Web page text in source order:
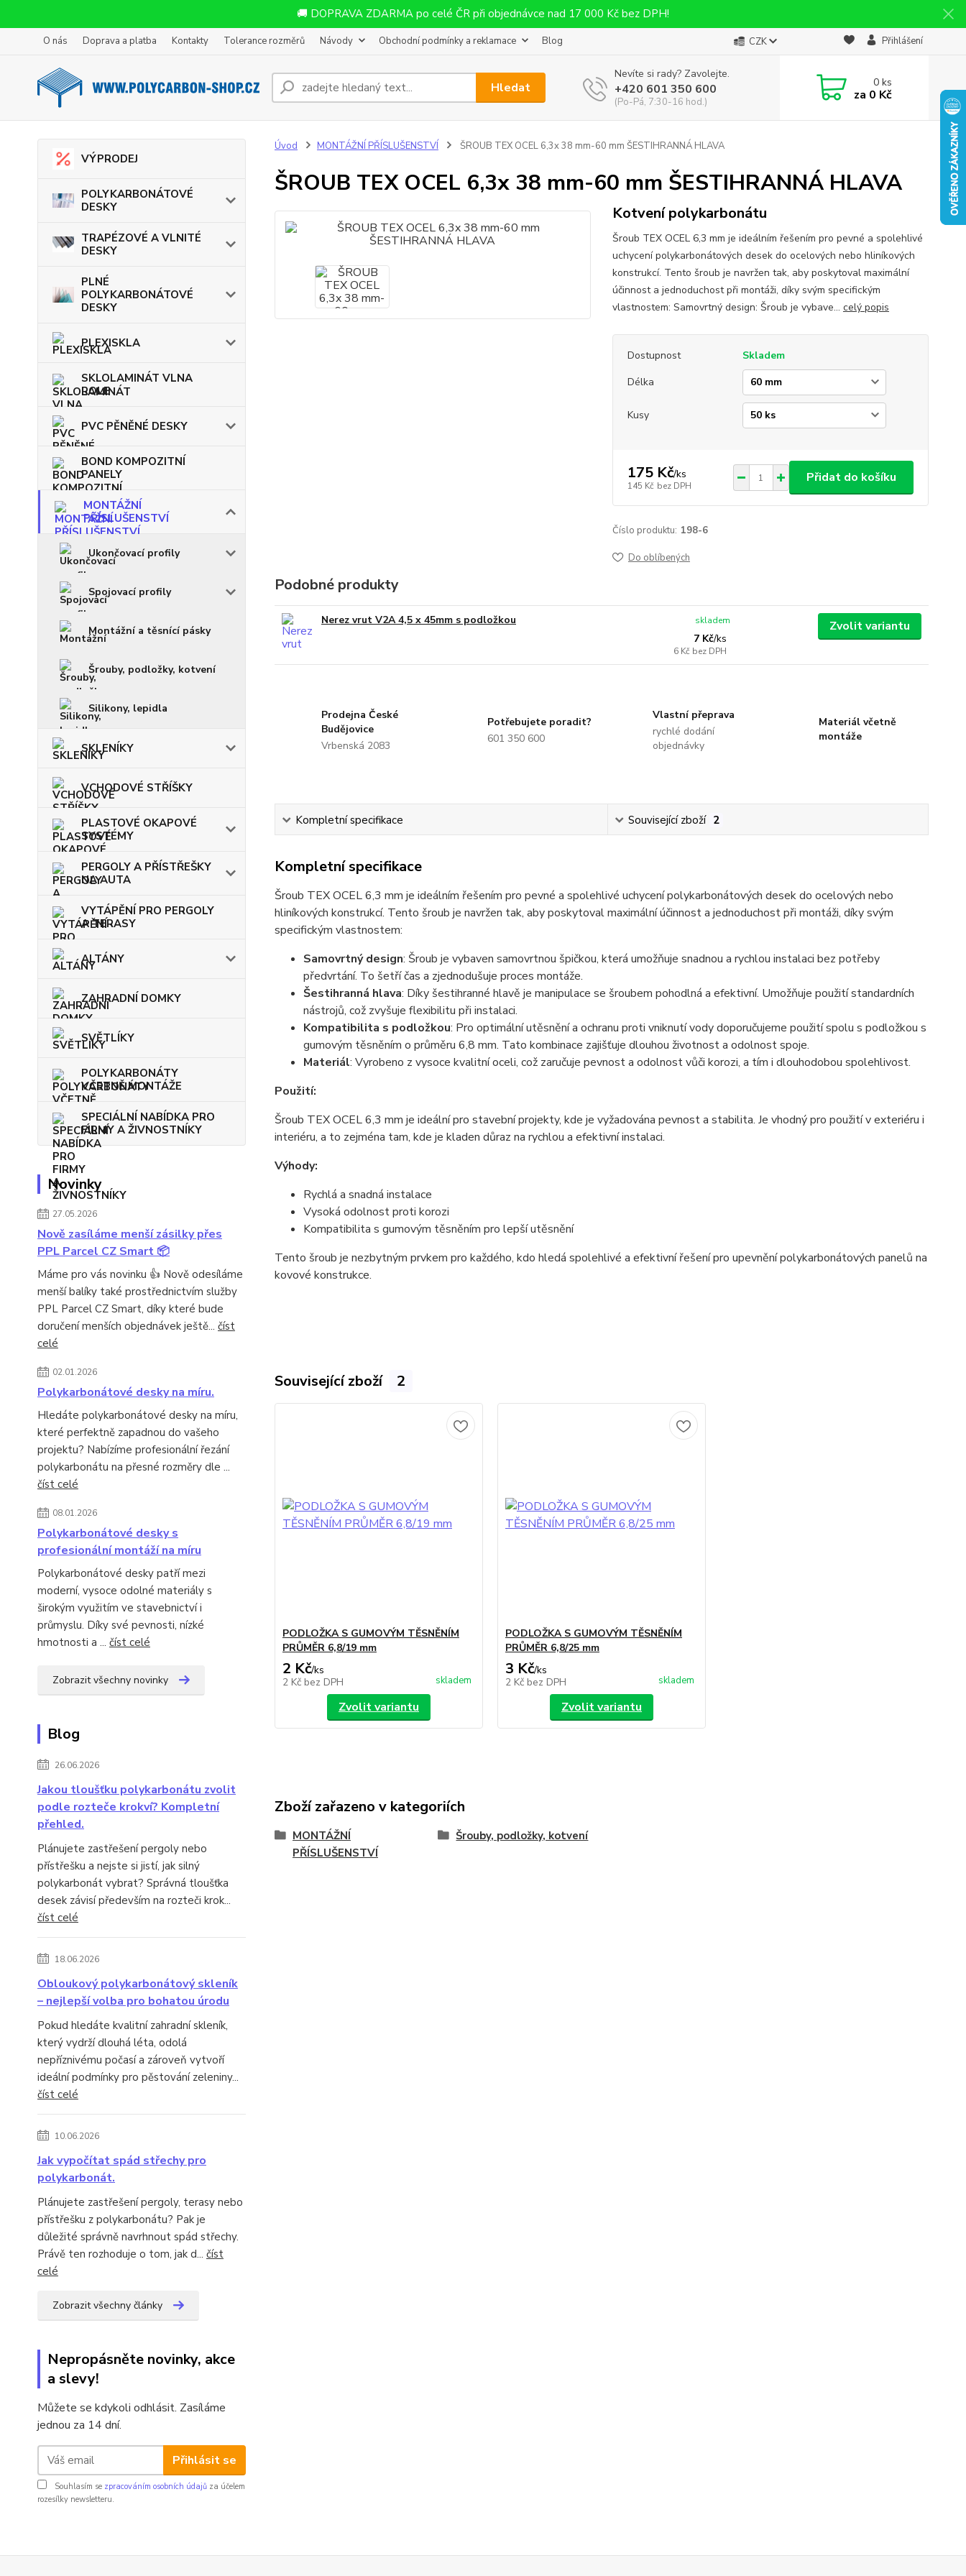
🚚 DOPRAVA ZDARMA po celé ČR při objednávce nad 17 000 Kč bez DPH!
O nás Doprava a platba Kontakty Tolerance rozměrů Návody Obchodní podmínky a reklamace Blog CZK Přihlášení
Hledat
Nevíte si rady? Zavolejte.
+420 601 350 600
(Po-Pá, 7:30-16 hod.)
0ks
za 0 Kč
VÝPRODEJ
POLYKARBONÁTOVÉ
DESKY
TRAPÉZOVÉ A VLNITÉ
DESKY
PLNÉ
POLYKARBONÁTOVÉ
DESKY
PLEXISKLA
SKLOLAMINÁT VLNA
ROLE
PVC PĚNĚNÉ DESKY
BOND KOMPOZITNÍ
PANELY
MONTÁŽNÍ
PŘÍSLUŠENSTVÍ
Ukončovací profily
Spojovací profily
Montážní a těsnící pásky
Šrouby, podložky, kotvení
Silikony, lepidla
SKLENÍKY
VCHODOVÉ STŘÍŠKY
PLASTOVÉ OKAPOVÉ
SYSTÉMY
PERGOLY A PŘÍSTŘEŠKY
NA AUTA
VYTÁPĚNÍ PRO PERGOLY
A TERASY
ALTÁNY
ZAHRADNÍ DOMKY
SVĚTLÍKY
POLYKARBONÁTY
VČETNĚ MONTÁŽE
SPECIÁLNÍ NABÍDKA PRO
FIRMY A ŽIVNOSTNÍKY
Novinky
27.05.2026
Nově zasíláme menší zásilky přes
PPL Parcel CZ Smart 📦
Máme pro vás novinku 👍 Nově odesíláme
menší balíky také prostřednictvím služby
PPL Parcel CZ Smart, díky které bude
doručení menších objednávek ještě... číst
celé
02.01.2026
Polykarbonátové desky na míru.
Hledáte polykarbonátové desky na míru,
které perfektně zapadnou do vašeho
projektu? Nabízíme profesionální řezání
polykarbonátu na přesné rozměry dle ...
číst celé
08.01.2026
Polykarbonátové desky s
profesionální montáží na míru
Polykarbonátové desky patří mezi
moderní, vysoce odolné materiály s
širokým využitím ve stavebnictví i
průmyslu. Díky své pevnosti, nízké
hmotnosti a ... číst celé
Zobrazit všechny novinky
Blog
26.06.2026
Jakou tloušťku polykarbonátu zvolit
podle rozteče krokví? Kompletní
přehled.
Plánujete zastřešení pergoly nebo
přístřešku a nejste si jistí, jak silný
polykarbonát vybrat? Správná tloušťka
desek závisí především na rozteči krok...
číst celé
18.06.2026
Obloukový polykarbonátový skleník
– nejlepší volba pro bohatou úrodu
Pokud hledáte kvalitní zahradní skleník,
který vydrží dlouhá léta, odolá
nepříznivému počasí a zároveň vytvoří
ideální podmínky pro pěstování zeleniny...
číst celé
10.06.2026
Jak vypočítat spád střechy pro
polykarbonát.
Plánujete zastřešení pergoly, terasy nebo
přístřešku z polykarbonátu? Pak je
důležité správně navrhnout spád střechy.
Právě ten rozhoduje o tom, jak d... číst
celé
Zobrazit všechny články
Nepropásněte novinky, akce
a slevy!
Můžete se kdykoli odhlásit. Zasíláme
jednou za 14 dní.
Přihlásit se
Souhlasím se zpracováním osobních údajů za účelem
rozesílky newsletteru.
Úvod MONTÁŽNÍ PŘÍSLUŠENSTVÍ ŠROUB TEX OCEL 6,3x 38 mm-60 mm ŠESTIHRANNÁ HLAVA
ŠROUB TEX OCEL 6,3x 38 mm-60 mm ŠESTIHRANNÁ HLAVA
Kotvení polykarbonátu
Šroub TEX OCEL 6,3 mm je ideálním řešením pro pevné a spolehlivé
uchycení polykarbonátových desek do ocelových nebo hliníkových
konstrukcí. Tento šroub je navržen tak, aby poskytoval maximální
účinnost a jednoduchost při montáži, díky svým specifickým
vlastnostem: Samovrtný design: Šroub je vybave... celý popis
Dostupnost
Skladem
Délka
Kusy
175 Kč/ks
145 Kč bez DPH
Přidat do košíku
Číslo produktu: 198-6
Do oblíbených
Podobné produkty
Nerez vrut V2A 4,5 x 45mm s podložkou
7 Kč/ks
6 Kč bez DPH
skladem Zvolit variantu
Prodejna České
Budějovice
Vrbenská 2083
Potřebujete poradit?
601 350 600
Vlastní přeprava
rychlé dodání
objednávky
Materiál včetně
montáže
Kompletní specifikace Související zboží 2
Kompletní specifikace
Šroub TEX OCEL 6,3 mm je ideálním řešením pro pevné a spolehlivé uchycení polykarbonátových desek do ocelových nebo
hliníkových konstrukcí. Tento šroub je navržen tak, aby poskytoval maximální účinnost a jednoduchost při montáži, díky svým
specifickým vlastnostem:
Samovrtný design: Šroub je vybaven samovrtnou špičkou, která umožňuje snadnou a rychlou instalaci bez potřeby
předvrtání. To šetří čas a zjednodušuje proces montáže.
Šestihranná hlava: Díky šestihranné hlavě je manipulace se šroubem pohodlná a efektivní. Umožňuje použití standardních
nástrojů, což zvyšuje flexibilitu při instalaci.
Kompatibilita s podložkou: Pro optimální utěsnění a ochranu proti vniknutí vody doporučujeme použití spolu s podložkou s
gumovým těsněním o průměru 6,8 mm. Tato kombinace zajišťuje dlouhou životnost a odolnost spoje.
Materiál: Vyrobeno z vysoce kvalitní oceli, což zaručuje pevnost a odolnost vůči korozi, a tím i dlouhodobou spolehlivost.
Použití:
Šroub TEX OCEL 6,3 mm je ideální pro stavební projekty, kde je vyžadována pevnost a stabilita. Je vhodný pro použití v exteriéru i
interiéru, a to zejména tam, kde je kladen důraz na rychlou a efektivní instalaci.
Výhody:
Rychlá a snadná instalace
Vysoká odolnost proti korozi
Kompatibilita s gumovým těsněním pro lepší utěsnění
Tento šroub je nezbytným prvkem pro každého, kdo hledá spolehlivé a efektivní řešení pro upevnění polykarbonátových panelů na
kovové konstrukce.
Související zboží 2
PODLOŽKA S GUMOVÝM TĚSNĚNÍM
PRŮMĚR 6,8/19 mm
2 Kč/ks
2 Kč bez DPH skladem
Zvolit variantu
PODLOŽKA S GUMOVÝM TĚSNĚNÍM
PRŮMĚR 6,8/25 mm
3 Kč/ks
2 Kč bez DPH skladem
Zvolit variantu
Zboží zařazeno v kategoriích
MONTÁŽNÍ
PŘÍSLUŠENSTVÍ
Šrouby, podložky, kotvení